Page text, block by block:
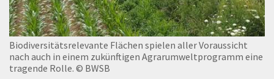
Biodiversitätsrelevante Flächen spielen aller Voraussicht
nach auch in einem zukünftigen Agrarumweltprogramm eine
tragende Rolle. © BWSB